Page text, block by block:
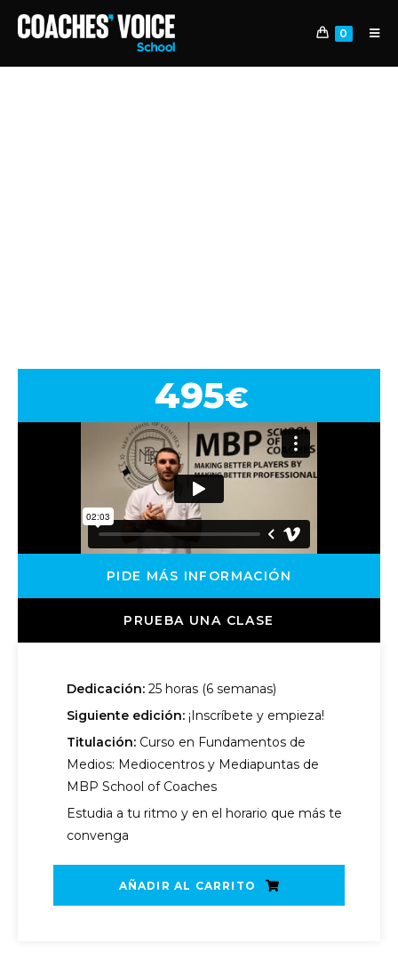
0
495€
PIDE MÁS INFORMACIÓN
PRUEBA UNA CLASE
Dedicación: 25 horas (6 semanas)
Siguiente edición: ¡Inscríbete y empieza!
Titulación: Curso en Fundamentos de
Medios: Mediocentros y Mediapuntas de
MBP School of Coaches
Estudia a tu ritmo y en el horario que más te
convenga
AÑADIR AL CARRITO